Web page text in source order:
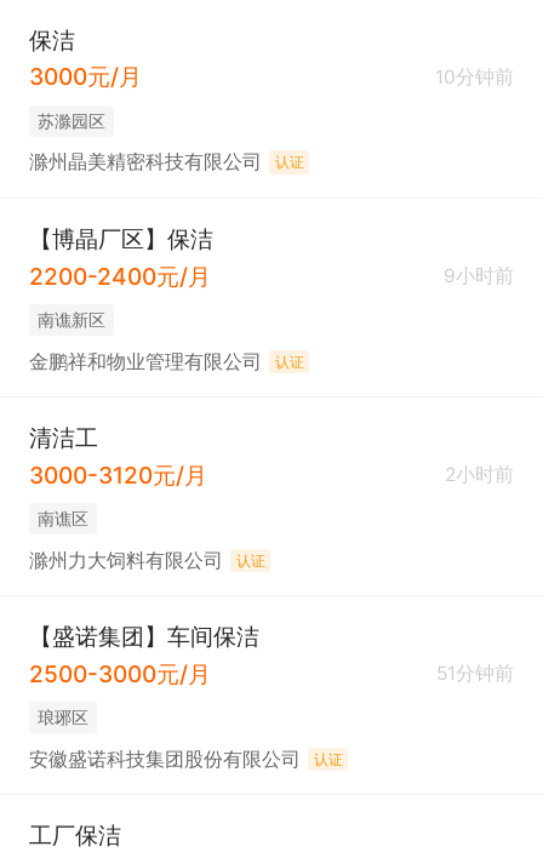
保洁
3000元/月
10分钟前
苏滁园区
滁州晶美精密科技有限公司 认证
【博晶厂区】保洁
2200-2400元/月
9小时前
南谯新区
金鹏祥和物业管理有限公司 认证
清洁工
3000-3120元/月
2小时前
南谯区
滁州力大饲料有限公司 认证
【盛诺集团】车间保洁
2500-3000元/月
51分钟前
琅琊区
安徽盛诺科技集团股份有限公司 认证
工厂保洁